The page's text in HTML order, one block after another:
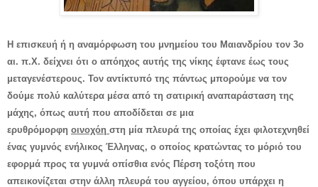
Η επισκευή ή η αναμόρφωση του μνημείου του Μαιανδρίου τον 3ο
αι. π.Χ. δείχνει ότι ο απόηχος αυτής της νίκης έφτανε έως τους
μεταγενέστερους. Τον αντίκτυπό της πάντως μπορούμε να τον
δούμε πολύ καλύτερα μέσα από τη σατιρική αναπαράσταση της
μάχης, όπως αυτή που αποδίδεται σε μια
ερυθρόμορφη οινοχόη στη μία πλευρά της οποίας έχει φιλοτεχνηθεί
ένας γυμνός ενήλικος Έλληνας, ο οποίος κρατώντας το μόριό του
εφορμά προς τα γυμνά οπίσθια ενός Πέρση τοξότη που
απεικονίζεται στην άλλη πλευρά του αγγείου, όπου υπάρχει η